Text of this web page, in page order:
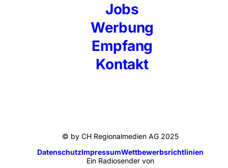
Jobs
Werbung
Empfang
Kontakt
© by CH Regionalmedien AG 2025
DatenschutzImpressumWettbewerbsrichtlinien
Ein Radiosender von